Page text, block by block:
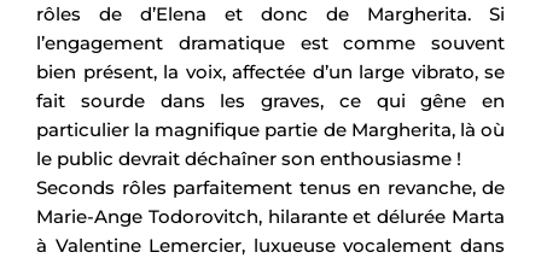
rôles de d’Elena et donc de Margherita. Si
l’engagement dramatique est comme souvent
bien présent, la voix, affectée d’un large vibrato, se
fait sourde dans les graves, ce qui gêne en
particulier la magnifique partie de Margherita, là où
le public devrait déchaîner son enthousiasme !
Seconds rôles parfaitement tenus en revanche, de
Marie-Ange Todorovitch, hilarante et délurée Marta
à Valentine Lemercier, luxueuse vocalement dans